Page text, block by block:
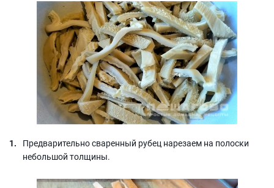
Предварительно сваренный рубец нарезаем на полоски
небольшой толщины.